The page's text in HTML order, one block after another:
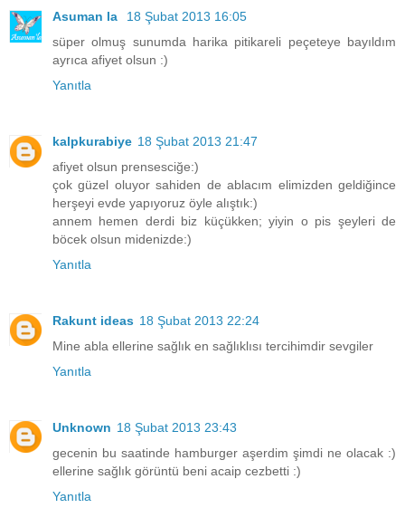
Asuman la
18 Şubat 2013 16:05
süper olmuş sunumda harika pitikareli peçeteye bayıldım
ayrıca afiyet olsun :)
Yanıtla
kalpkurabiye 18 Şubat 2013 21:47
afiyet olsun prensesciğe:)
çok güzel oluyor sahiden de ablacım elimizden geldiğince
herşeyi evde yapıyoruz öyle alıştık:)
annem hemen derdi biz küçükken; yiyin o pis şeyleri de
böcek olsun midenizde:)
Yanıtla
Rakunt ideas 18 Şubat 2013 22:24
Mine abla ellerine sağlık en sağlıklısı tercihimdir sevgiler
Yanıtla
Unknown 18 Şubat 2013 23:43
gecenin bu saatinde hamburger aşerdim şimdi ne olacak :)
ellerine sağlık görüntü beni acaip cezbetti :)
Yanıtla